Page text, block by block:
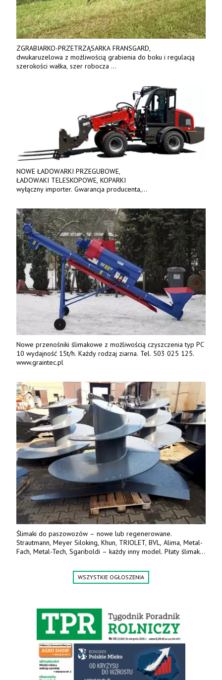
ZGRABIARKO-PRZETRZĄSARKA FRANSGARD,
dwukaruzelowa z możliwością grabienia do boku i regulacją
szerokości wałka, szer robocza
NOWE ŁADOWARKI PRZEGUBOWE,
ŁADOWAKI TELESKOPOWE, KOPARKI
wyłączny importer. Gwarancja producenta,
Ceny od 69 000 zł netto wraz z osprzętem.
Tel: 509-365-675. www.kmm.info.pl
Nowe przenośniki ślimakowe z możliwością czyszczenia typ PC
10 wydajność 15t/h. Każdy rodzaj ziarna. Tel. 503 025 125.
www.graintec.pl
Ślimaki do paszowozów – nowe lub regenerowane.
Strautmann, Meyer Siloking, Khun, TRIOLET, BVL, Alima, Metal-
Fach, Metal-Tech, Sgariboldi – każdy inny model. Płaty ślimaka
– 15 lub 18 mm. Możliwa wymiana i dowóz na miejsce – cała
Polska. Tel. 609 144 596.WSZYSTKIE OGŁOSZENIA